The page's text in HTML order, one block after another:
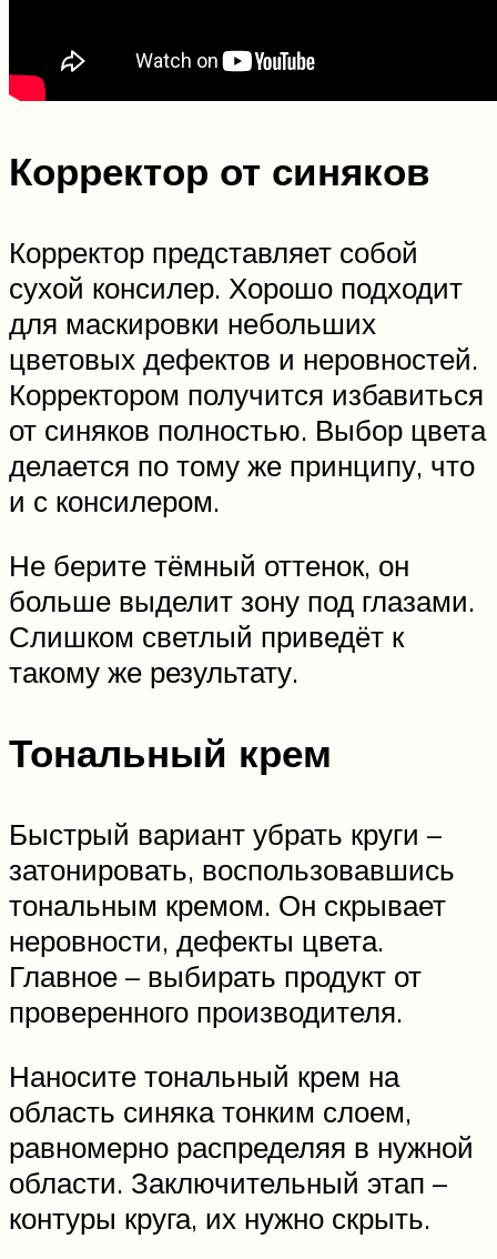
Корректор от синяков
Корректор представляет собой
сухой консилер. Хорошо подходит
для маскировки небольших
цветовых дефектов и неровностей.
Корректором получится избавиться
от синяков полностью. Выбор цвета
делается по тому же принципу, что
и с консилером.
Не берите тёмный оттенок, он
больше выделит зону под глазами.
Слишком светлый приведёт к
такому же результату.
Тональный крем
Быстрый вариант убрать круги –
затонировать, воспользовавшись
тональным кремом. Он скрывает
неровности, дефекты цвета.
Главное – выбирать продукт от
проверенного производителя.
Наносите тональный крем на
область синяка тонким слоем,
равномерно распределяя в нужной
области. Заключительный этап –
контуры круга, их нужно скрыть.